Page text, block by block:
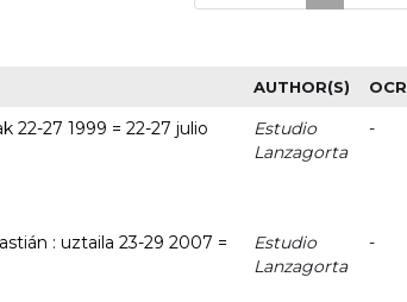
AUTHOR(S) OCR
22-27 1999 = 22-27 julio
Estudio
Lanzagorta
-
: uztaila 23-29 2007 =
Estudio
Lanzagorta
-